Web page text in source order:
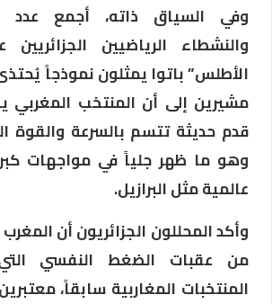
وفي السياق ذاته، أجمع عدد
والنشطاء الرياضيين
الأطلس” باتوا يمثلون نموذجاً
مشيرين إلى أن المنتخب المغربي
قدم حديثة تتسم بالسرعة والقوة
وهو ما ظهر جلياً في مواجهات
عالمية مثل البرازيل.
وأكد المحللون الجزائريون أن
من عقبات الضغط النفسي
المنتخبات المغاربية سابقاً،